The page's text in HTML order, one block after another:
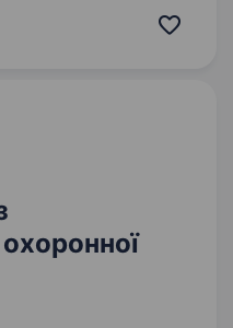
та розвиватися